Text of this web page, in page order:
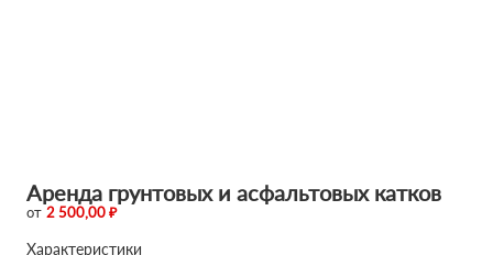
Аренда грунтовых и асфальтовых катков
от 2 500,00 ₽
Характеристики